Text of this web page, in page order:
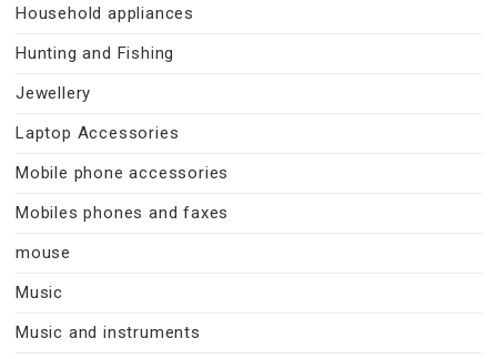
Household appliances
Hunting and Fishing
Jewellery
Laptop Accessories
Mobile phone accessories
Mobiles phones and faxes
mouse
Music
Music and instruments